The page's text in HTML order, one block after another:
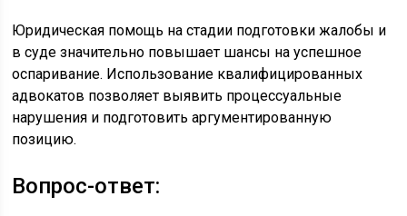
Юридическая помощь на стадии подготовки жалобы и
в суде значительно повышает шансы на успешное
оспаривание. Использование квалифицированных
адвокатов позволяет выявить процессуальные
нарушения и подготовить аргументированную
позицию.
Вопрос-ответ: